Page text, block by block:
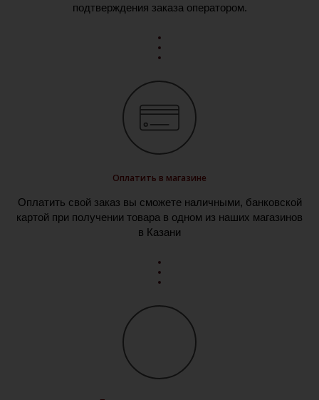
подтверждения заказа оператором.
Оплатить в магазине
Оплатить свой заказ вы сможете наличными, банковской
картой при получении товара в одном из наших магазинов
в Казани